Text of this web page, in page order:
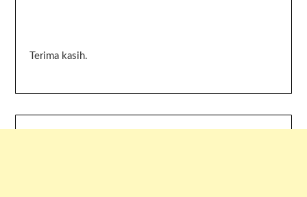
Terima kasih.